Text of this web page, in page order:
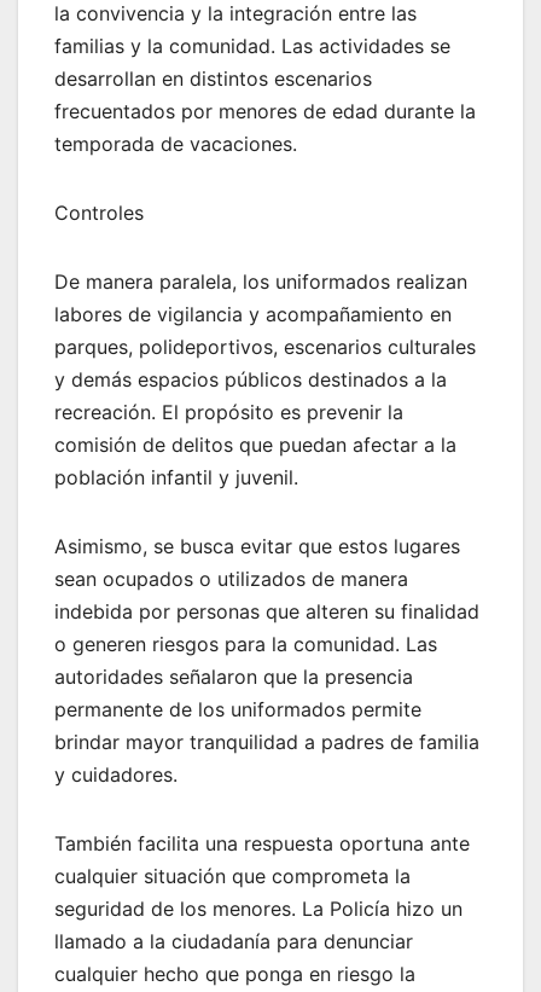
la convivencia y la integración entre las
familias y la comunidad. Las actividades se
desarrollan en distintos escenarios
frecuentados por menores de edad durante la
temporada de vacaciones.
Controles
De manera paralela, los uniformados realizan
labores de vigilancia y acompañamiento en
parques, polideportivos, escenarios culturales
y demás espacios públicos destinados a la
recreación. El propósito es prevenir la
comisión de delitos que puedan afectar a la
población infantil y juvenil.
Asimismo, se busca evitar que estos lugares
sean ocupados o utilizados de manera
indebida por personas que alteren su finalidad
o generen riesgos para la comunidad. Las
autoridades señalaron que la presencia
permanente de los uniformados permite
brindar mayor tranquilidad a padres de familia
y cuidadores.
También facilita una respuesta oportuna ante
cualquier situación que comprometa la
seguridad de los menores. La Policía hizo un
llamado a la ciudadanía para denunciar
cualquier hecho que ponga en riesgo la